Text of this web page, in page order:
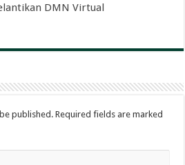
DMN Virtual
published. Required fields are marked